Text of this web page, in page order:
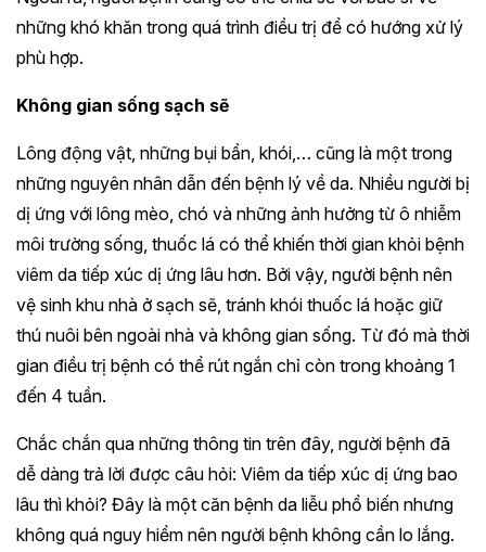
những khó khăn trong quá trình điều trị để có hướng xử lý
phù hợp.
Không gian sống sạch sẽ
Lông động vật, những bụi bẩn, khói,… cũng là một trong
những nguyên nhân dẫn đến bệnh lý về da. Nhiều người bị
dị ứng với lông mèo, chó và những ảnh hưởng từ ô nhiễm
môi trường sống, thuốc lá có thể khiến thời gian khỏi bệnh
viêm da tiếp xúc dị ứng lâu hơn. Bởi vậy, người bệnh nên
vệ sinh khu nhà ở sạch sẽ, tránh khói thuốc lá hoặc giữ
thú nuôi bên ngoài nhà và không gian sống. Từ đó mà thời
gian điều trị bệnh có thể rút ngắn chỉ còn trong khoảng 1
đến 4 tuần.
Chắc chắn qua những thông tin trên đây, người bệnh đã
dễ dàng trả lời được câu hỏi: Viêm da tiếp xúc dị ứng bao
lâu thì khỏi? Đây là một căn bệnh da liễu phổ biến nhưng
không quá nguy hiểm nên người bệnh không cần lo lắng.